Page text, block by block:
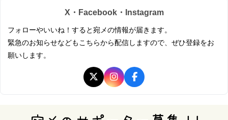
X・Facebook・Instagram
フォローやいいね！すると宛メの情報が届きます。
緊急のお知らせなどもこちらから配信しますので、ぜひ登録をお
願いします。